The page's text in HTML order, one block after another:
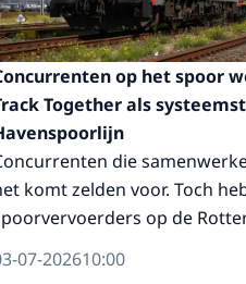
op het spoor
Together als
die
komt zelden voor. Toch
op de
07-202610:00